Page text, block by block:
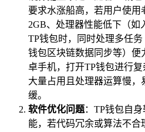
要求水涨船高，若用户使用
2GB、处理器性能低下（如
TP钱包时，同时处理多任
钱包区块链数据同步等）便
卓手机，打开TP钱包进行
大量占用且处理器运算慢
缓。
软件优化问题：TP钱包自
能，若代码冗余或算法不